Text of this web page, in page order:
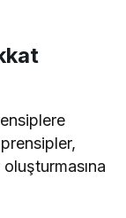
oluşturmasına